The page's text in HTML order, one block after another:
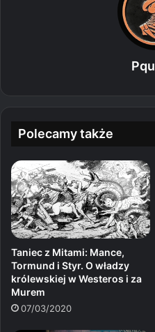
Polecamy także
Taniec z Mitami: Mance,
Tormund i Styr. O władzy
królewskiej w Westeros i za
Murem
07/03/2020